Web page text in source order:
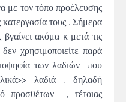
με τον τόπο προέλευσης
τους . Σήμερα
ακόμα κ μετά τις
δεν χρησιμοποιείτε παρά
των λαδιών που
λαδιά , δηλαδή
προσθέτων , τέτοιας